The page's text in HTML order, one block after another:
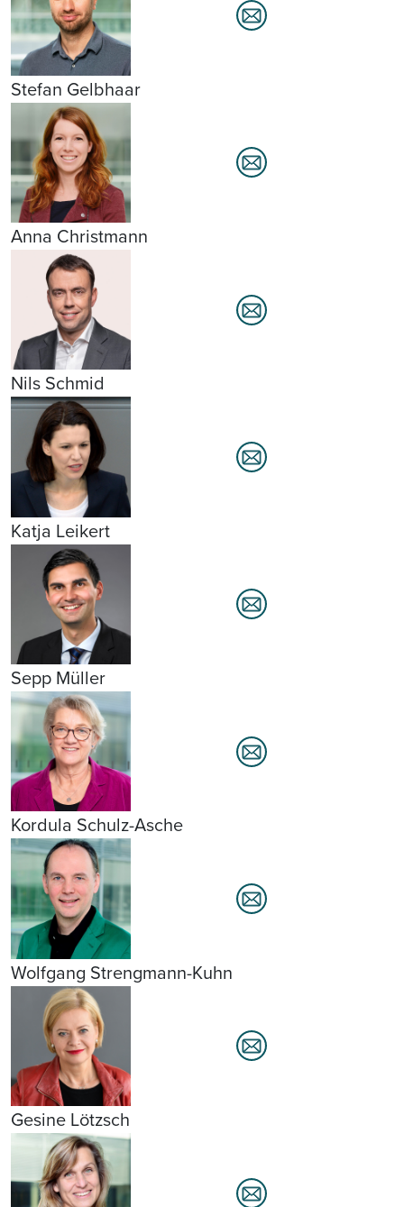
Stefan Gelbhaar
Anna Christmann
Nils Schmid
Katja Leikert
Sepp Müller
Kordula Schulz-Asche
Wolfgang Strengmann-Kuhn
Gesine Lötzsch